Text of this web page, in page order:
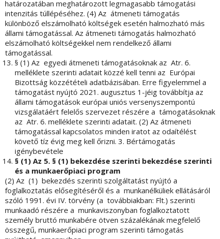
határozatában meghatározott legmagasabb támogatási
intenzitás túllépéséhez. (4) Az átmeneti támogatás
különböző elszámolható költségek esetén halmozható más
állami támogatással. Az átmeneti támogatás halmozható
elszámolható költségekkel nem rendelkező állami
támogatással.
§ (1) Az egyedi átmeneti támogatásoknak az Atr. 6.
melléklete szerinti adatait közzé kell tenni az Európai
Bizottság közzétételi adatbázisában. Erre figyelemmel a
támogatást nyújtó 2021. augusztus 1-jéig továbbítja az
állami támogatások európai uniós versenyszempontú
vizsgálatáért felelős szervezet részére a támogatásoknak
az Atr. 6. melléklete szerinti adatait. (2) Az átmeneti
támogatással kapcsolatos minden iratot az odaítélést
követő tíz évig meg kell őrizni. 3. Bértámogatás
igénybevétele
§ (1) Az 5. § (1) bekezdése szerinti bekezdése szerinti
és a munkaerőpiaci program
(2) Az (1) bekezdés szerinti szolgáltatást nyújtó a
foglalkoztatás elősegítéséről és a munkanélküliek ellátásáról
szóló 1991. évi IV. törvény (a továbbiakban: Flt.) szerinti
munkaadó részére a munkaviszonyban foglalkoztatott
személy bruttó munkabére ötven százalékának megfelelő
összegű, munkaerőpiaci program szerinti támogatás